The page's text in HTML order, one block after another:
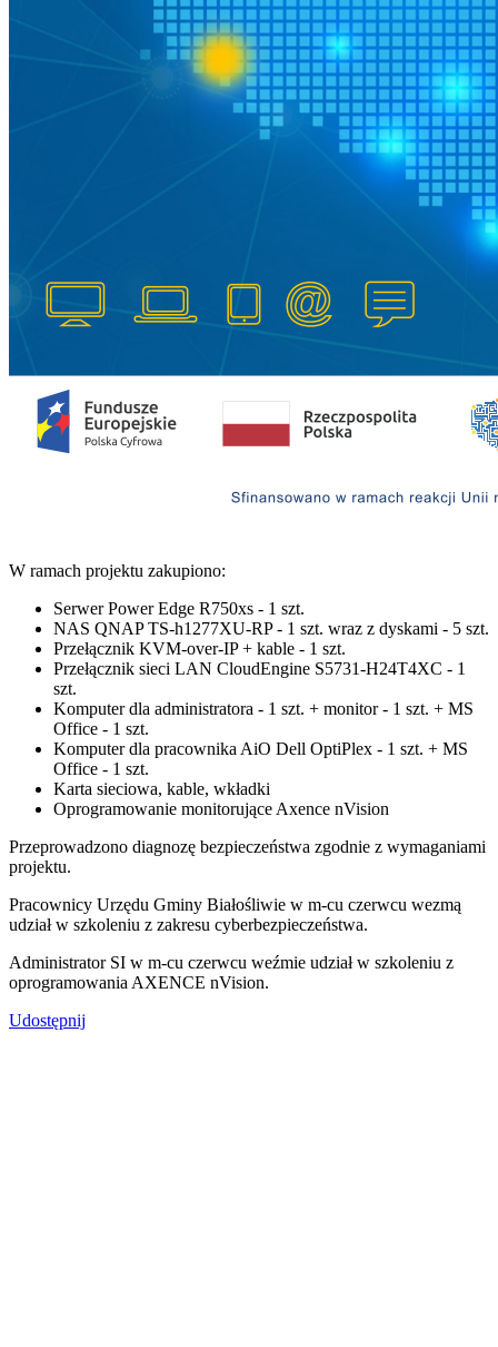
W ramach projektu zakupiono:
Serwer Power Edge R750xs - 1 szt.
NAS QNAP TS-h1277XU-RP - 1 szt. wraz z dyskami - 5 szt.
Przełącznik KVM-over-IP + kable - 1 szt.
Przełącznik sieci LAN CloudEngine S5731-H24T4XC - 1
szt.
Komputer dla administratora - 1 szt. + monitor - 1 szt. + MS
Office - 1 szt.
Komputer dla pracownika AiO Dell OptiPlex - 1 szt. + MS
Office - 1 szt.
Karta sieciowa, kable, wkładki
Oprogramowanie monitorujące Axence nVision
Przeprowadzono diagnozę bezpieczeństwa zgodnie z wymaganiami
projektu.
Pracownicy Urzędu Gminy Białośliwie w m-cu czerwcu wezmą
udział w szkoleniu z zakresu cyberbezpieczeństwa.
Administrator SI w m-cu czerwcu weźmie udział w szkoleniu z
oprogramowania AXENCE nVision.
Udostępnij